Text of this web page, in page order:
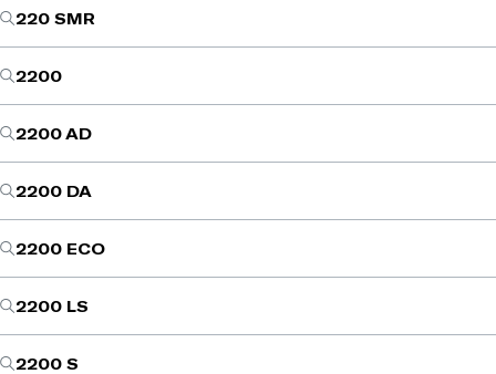
220 SMR
2200
2200 AD
2200 DA
2200 ECO
2200 LS
2200 S